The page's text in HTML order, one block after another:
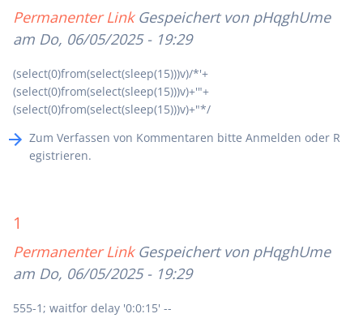
Permanenter Link Gespeichert von pHqghUme
am Do, 06/05/2025 - 19:29
(select(0)from(select(sleep(15)))v)/*'+
(select(0)from(select(sleep(15)))v)+'"+
(select(0)from(select(sleep(15)))v)+"*/
Zum Verfassen von Kommentaren bitte Anmelden oder R
egistrieren.
1
Permanenter Link Gespeichert von pHqghUme
am Do, 06/05/2025 - 19:29
555-1; waitfor delay '0:0:15' --